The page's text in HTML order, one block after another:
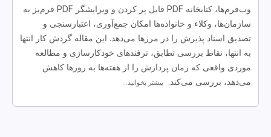
وب‌فرم‌ها، کتابخانه PDF قابل پر کردن و ویرایشگر PDF فرم‌یز به
سازمان‌ها، وکلاء و خانواده‌ها امکان جمع‌آوری، اعتبارسنجی و
تصدیق اسناد پذیرش را در مرزها می‌دهد. این مقاله گردش کار انتها
به انتها، نقاط بررسی تطابق، ترفندهای خودکارسازی و مطالعه
موردی واقعی که زمان پردازش را از هفته‌ها به روزها کاهش
می‌دهد، بررسی می‌کند.
بیشتر بخوانید...